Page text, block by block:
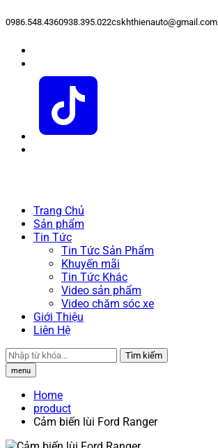
0986.548.4360938.395.022cskhthienauto@gmail.com
Trang Chủ
Sản phẩm
Tin Tức
Tin Tức Sản Phẩm
Khuyến mãi
Tin Tức Khác
Video sản phẩm
Video chăm sóc xe
Giới Thiệu
Liên Hệ
Tìm kiếm
menu
Home
product
Cảm biến lùi Ford Ranger